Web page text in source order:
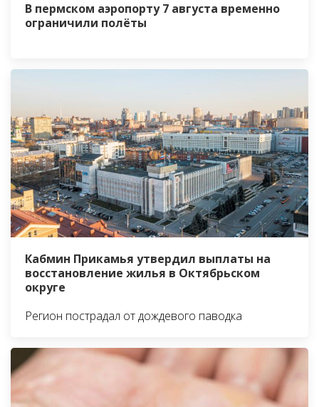
В пермском аэропорту 7 августа временно
ограничили полёты
Кабмин Прикамья утвердил выплаты на
восстановление жилья в Октябрьском
округе
Регион пострадал от дождевого паводка